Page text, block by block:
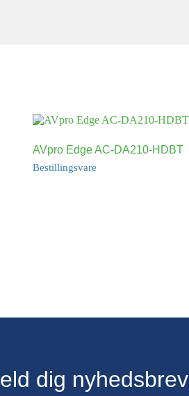
AVpro Edge AC-DA210-HDBT
Bestillingsvare
dig nyhedsbrev